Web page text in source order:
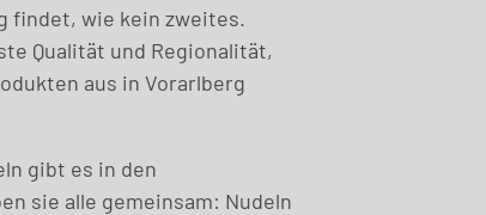
findet, wie kein zweites.
Qualität und Regionalität,
aus in Vorarlberg
gibt es in den
sie alle gemeinsam: Nudeln